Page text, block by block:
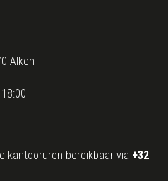
Alken
kantooruren bereikbaar via +32